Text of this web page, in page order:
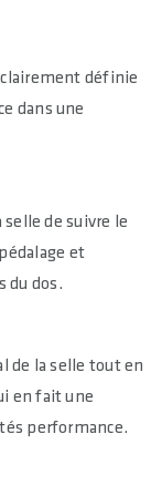
définie
dans une
de suivre le
et
du dos.
de la selle tout en
en fait une
performance.